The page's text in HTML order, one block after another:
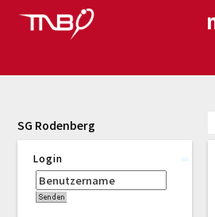
SG Rodenberg
Login